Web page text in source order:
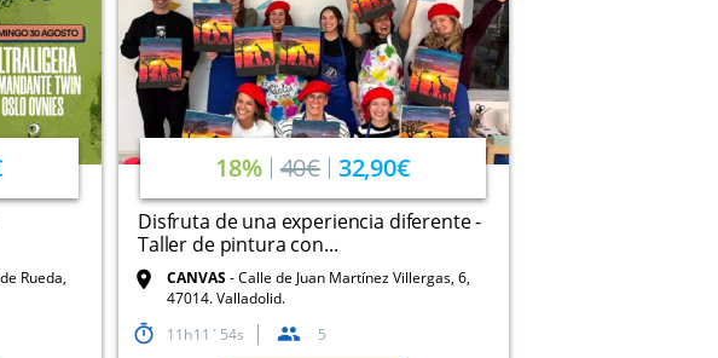
Rueda,
18% 40€ 32,90€
Disfruta de una experiencia diferente -
Taller de pintura con...
CANVAS Calle de Juan Martínez Villergas, 6,
47014. Valladolid.
11
11 54 5